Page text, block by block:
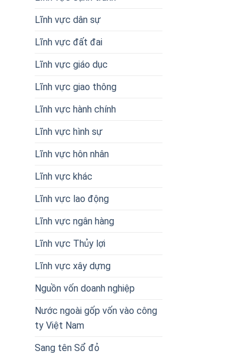
Lĩnh vực dân sự
Lĩnh vực đất đai
Lĩnh vực giáo dục
Lĩnh vực giao thông
Lĩnh vực hành chính
Lĩnh vực hình sự
Lĩnh vực hôn nhân
Lĩnh vực khác
Lĩnh vực lao động
Lĩnh vực ngân hàng
Lĩnh vực Thủy lợi
Lĩnh vực xây dựng
Nguồn vốn doanh nghiệp
Nước ngoài gốp vốn vào công
ty Việt Nam
Sang tên Sổ đỏ